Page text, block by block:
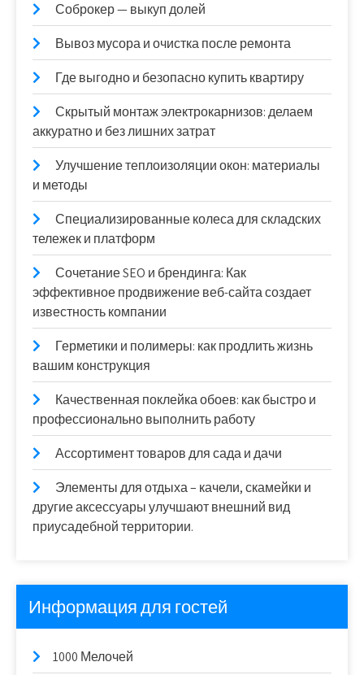
Соброкер — выкуп долей
Вывоз мусора и очистка после ремонта
Где выгодно и безопасно купить квартиру
Скрытый монтаж электрокарнизов: делаем
аккуратно и без лишних затрат
Улучшение теплоизоляции окон: материалы
и методы
Специализированные колеса для складских
тележек и платформ
Сочетание SEO и брендинга: Как
эффективное продвижение веб-сайта создает
известность компании
Герметики и полимеры: как продлить жизнь
вашим конструкция
Качественная поклейка обоев: как быстро и
профессионально выполнить работу
Ассортимент товаров для сада и дачи
Элементы для отдыха – качели, скамейки и
другие аксессуары улучшают внешний вид
приусадебной территории.
Информация для гостей
1000 Мелочей